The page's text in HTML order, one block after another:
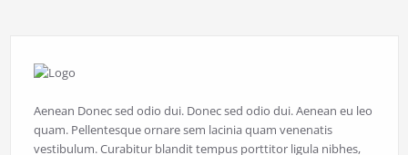
Aenean Donec sed odio dui. Donec sed odio dui. Aenean eu leo
quam. Pellentesque ornare sem lacinia quam venenatis
vestibulum. Curabitur blandit tempus porttitor ligula nibhes,